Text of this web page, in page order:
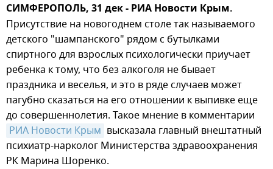
СИМФЕРОПОЛЬ, 31 дек - РИА Новости Крым.
Присутствие на новогоднем столе так называемого
детского "шампанского" рядом с бутылками
спиртного для взрослых психологически приучает
ребенка к тому, что без алкоголя не бывает
праздника и веселья, и это в ряде случаев может
пагубно сказаться на его отношении к выпивке еще
до совершеннолетия. Такое мнение в комментарии
РИА Новости Крым высказала главный внештатный
психиатр-нарколог Министерства здравоохранения
РК Марина Шоренко.